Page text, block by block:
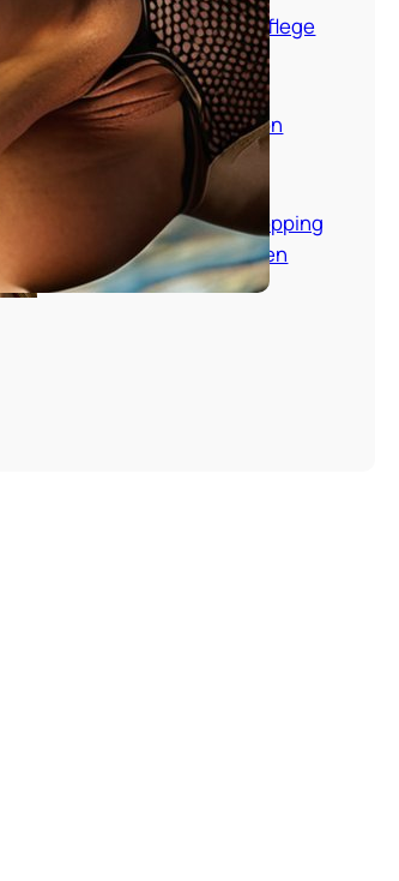
Blonde Haare Fetisch Pflege
und Styling Guide
Fetisch Trends mit Nylon
Materialien erklärt
Amazon DE Fetisch Shopping
Tipps und Empfehlungen